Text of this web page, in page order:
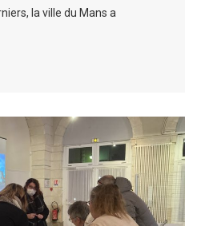
la ville du Mans a